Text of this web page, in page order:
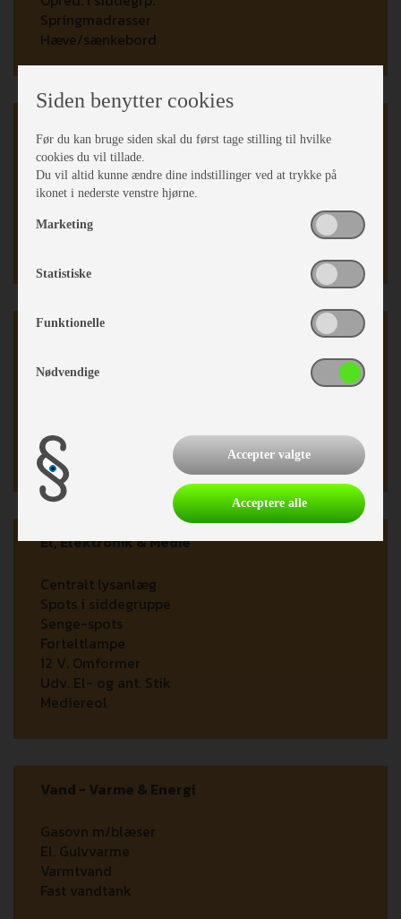
Springmadrasser
Hæve/sænkebord
Mover
Stabilisator
Fluenetsdør
Køkken - Bad & Toilet
3 gasblus
Thetford toilet
Kassettetoilet
El, Elektronik & Medie
Centralt lysanlæg
Spots i siddegruppe
Senge-spots
Forteltlampe
12 V. Omformer
Udv. El- og ant. Stik
Mediereol
Vand - Varme & Energi
Gasovn m/blæser
El. Gulvvarme
Varmtvand
Fast vandtank
Siden benytter cookies
Før du kan bruge siden skal du først tage stilling til hvilke
cookies du vil tillade.
Du vil altid kunne ændre dine indstillinger ved at trykke på
ikonet i nederste venstre hjørne.
Marketing
Statistiske
Funktionelle
Nødvendige
Accepter valgte
Acceptere alle